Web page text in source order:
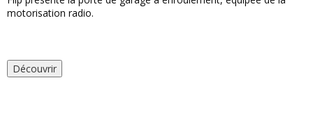
motorisation radio.
Découvrir